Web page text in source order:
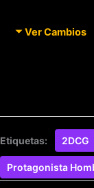
Ver Cambios
Etiquetas: 2DCG
Protagonista